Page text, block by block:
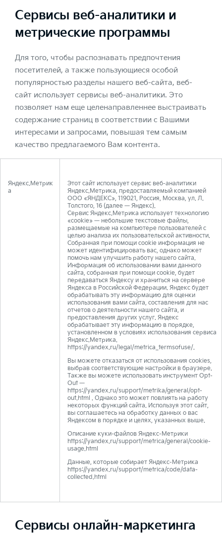
Сервисы веб-аналитики и
метрические программы
Для того, чтобы распознавать предпочтения
посетителей, а также пользующиеся особой
популярностью разделы нашего веб-сайта, веб-
сайт использует сервисы веб-аналитики. Это
позволяет нам еще целенаправленнее выстраивать
содержание страниц в соответствии с Вашими
интересами и запросами, повышая тем самым
качество предлагаемого Вам контента.
Яндекс.Метрик
а
Этот сайт использует сервис веб-аналитики
Яндекс.Метрика, предоставляемый компанией
ООО «ЯНДЕКС», 119021, Россия, Москва, ул. Л.
Толстого, 16 (далее — Яндекс).
Сервис Яндекс.Метрика использует технологию
«cookie» — небольшие текстовые файлы,
размещаемые на компьютере пользователей с
целью анализа их пользовательской активности.
Собранная при помощи cookie информация не
может идентифицировать вас, однако может
помочь нам улучшить работу нашего сайта.
Информация об использовании вами данного
сайта, собранная при помощи cookie, будет
передаваться Яндексу и храниться на сервере
Яндекса в Российской Федерации. Яндекс будет
обрабатывать эту информацию для оценки
использования вами сайта, составления для нас
отчетов о деятельности нашего сайта, и
предоставления других услуг. Яндекс
обрабатывает эту информацию в порядке,
установленном в условиях использования сервиса
Яндекс.Метрика.
https://yandex.ru/legal/metrica_termsofuse/.
Вы можете отказаться от использования cookies,
выбрав соответствующие настройки в браузере.
Также вы можете использовать инструмент Opt-
Out —
https://yandex.ru/support/metrika/general/opt-
out.html . Однако это может повлиять на работу
некоторых функций сайта. Используя этот сайт,
вы соглашаетесь на обработку данных о вас
Яндексом в порядке и целях, указанных выше.
Описание куки-файлов Яндекс-Метрики
https://yandex.ru/support/metrica/general/cookie-
usage.html
Данные, которые собирает Яндекс-Метрика
https://yandex.ru/support/metrica/code/data-
collected.html
Сервисы онлайн-маркетинга